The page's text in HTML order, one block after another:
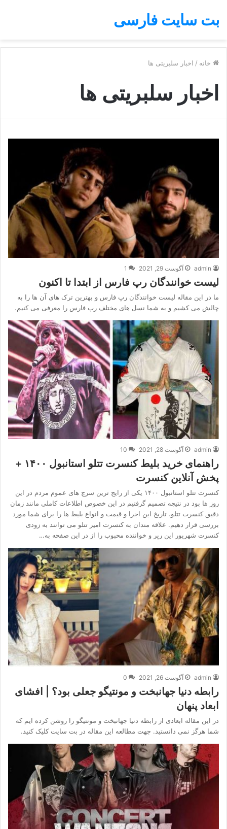
بت سایت فارسی
خانه / اخبار سلبریتی ها
اخبار سلبریتی ها
admin آگوست 29, 2021 1
لیست خوانندگان رپ فارس از ابتدا تا اکنون
ما در این مقاله لیست خوانندگان رپ فارس و بهترین ترک های آن ها را به
چالش می کشیم و به شما نسل های مختلف رپ فارس را معرفی می کنیم.
admin آگوست 28, 2021 10
راهنمای خرید بلیط کنسرت تتلو استانبول ۱۴۰۰ +
پخش آنلاین کنسرت
کنسرت تتلو استانبول ۱۴۰۰ یکی از رایج ترین سرچ های عموم مردم در این
روز ها بود در نتیجه تصمیم گرفتیم در این خصوص اطلاعات کاملی مانند زمان
دقیق کنسرت تتلو، تاریخ این اجرا و قیمت و انواع بلیط ها را برای شما مورد
بررسی قرار دهیم. علاقه مندان به کنسرت امیر تتلو می توانند به زودی
کنسرت شهریور این رپر و خواننده محبوب را از در این صفحه به…
admin آگوست 26, 2021 0
رابطه دنیا جهانبخت و مونتیگو جعلی بود؟ | افشای
ابعاد پنهان
در این مقاله ابعادی از رابطه دنیا جهانبخت و مونتیگو را روشن کرده ایم که
شما هرگز نمی دانستید. جهت مطالعه این مقاله در بت سایت کلیک کنید.